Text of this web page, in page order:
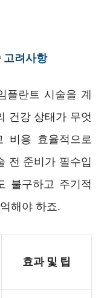
고려사항
플란트 시술을 계
건강 상태가 무엇
비용 효율적으로
전 준비가 필수입
불구하고 주기적
해야 하죠.
효과 및 팁